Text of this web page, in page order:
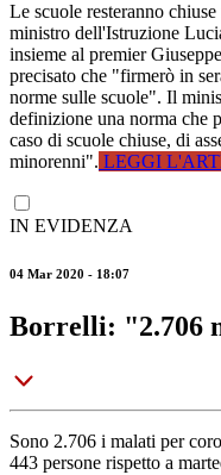
Le scuole resteranno
ministro dell'Istruzione
insieme al premier
precisato che "firmerò in
norme sulle scuole". Il
definizione una norma che
caso di scuole chiuse, di
minorenni". LEGGI
IN EVIDENZA
04 Mar 2020 - 18:07
Borrelli: "2.706
Sono 2.706 i malati per
443 persone rispetto a